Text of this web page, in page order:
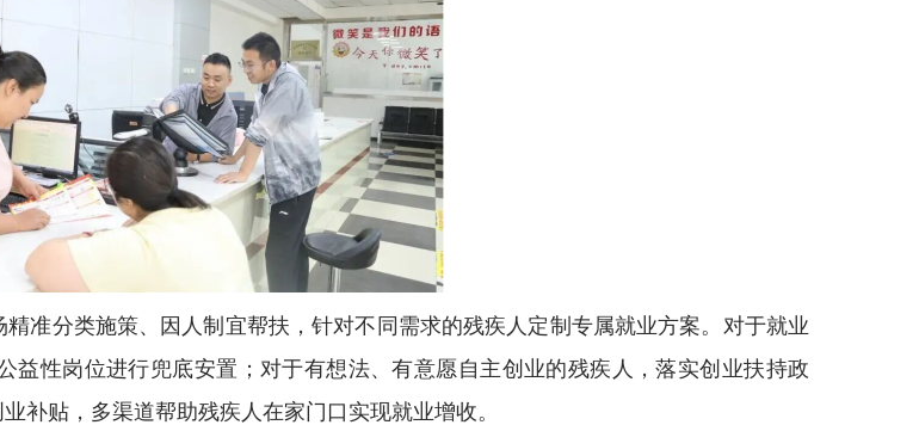
准分类施策、因人制宜帮扶，针对不同需求的残疾人定制专属就业方案。对于就业
性岗位进行兜底安置；对于有想法、有意愿自主创业的残疾人，落实创业扶持政
补贴，多渠道帮助残疾人在家门口实现就业增收。